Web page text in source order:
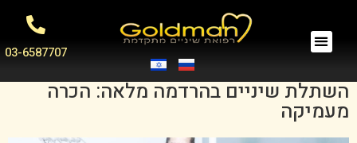
03-6587707
השתלת שיניים בהרדמה מלאה: הכרה
מעמיקה